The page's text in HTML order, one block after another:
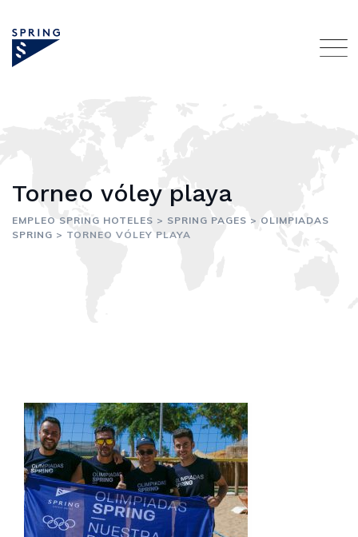
to
content
Torneo vóley playa
EMPLEO SPRING HOTELES > SPRING PAGES > OLIMPIADAS
SPRING > TORNEO VÓLEY PLAYA